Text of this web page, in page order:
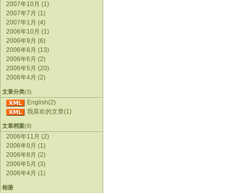
2007年10月 (1)
2007年7月 (1)
2007年1月 (4)
2006年10月 (1)
2006年9月 (6)
2006年8月 (13)
2006年6月 (2)
2006年5月 (20)
2006年4月 (2)
文章分类(3)
English(2)
我喜欢的文章(1)
文章档案(9)
2006年11月 (2)
2006年9月 (1)
2006年8月 (2)
2006年5月 (3)
2006年4月 (1)
相册